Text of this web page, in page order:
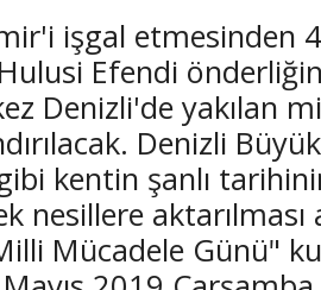
işgal etmesinden
Efendi
Denizli'de yakılan
Denizli
kentin şanlı
nesillere
Mücadele Günü"
Günlük Yorumu
(21 Mart - 20
Koç